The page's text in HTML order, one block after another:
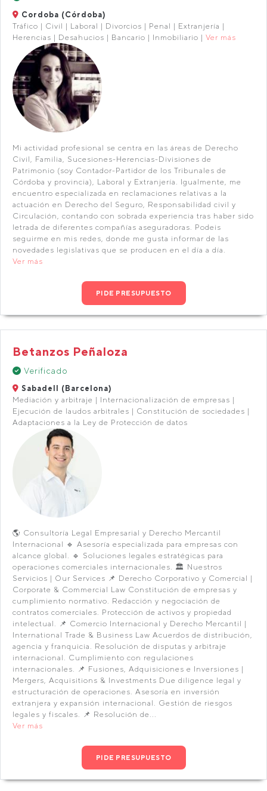
Cordoba (Córdoba)
Tráfico | Civil | Laboral | Divorcios | Penal | Extranjería |
Herencias | Desahucios | Bancario | Inmobiliario | Ver más
Mi actividad profesional se centra en las áreas de Derecho
Civil, Familia, Sucesiones-Herencias-Divisiones de
Patrimonio (soy Contador-Partidor de los Tribunales de
Córdoba y provincia), Laboral y Extranjería. Igualmente, me
encuentro especializada en reclamaciones relativas a la
actuación en Derecho del Seguro, Responsabilidad civil y
Circulación, contando con sobrada experiencia tras haber sido
letrada de diferentes compañías aseguradoras. Podeis
seguirme en mis redes, donde me gusta informar de las
novedades legislativas que se producen en el día a día.
Ver más
PIDE PRESUPUESTO
Betanzos Peñaloza
Verificado
Sabadell (Barcelona)
Mediación y arbitraje | Internacionalización de empresas |
Ejecución de laudos arbitrales | Constitución de sociedades |
Adaptaciones a la Ley de Protección de datos
🌎 Consultoría Legal Empresarial y Derecho Mercantil
Internacional 🔹 Asesoría especializada para empresas con
alcance global. 🔹 Soluciones legales estratégicas para
operaciones comerciales internacionales. 🏛️ Nuestros
Servicios | Our Services 📌 Derecho Corporativo y Comercial |
Corporate & Commercial Law Constitución de empresas y
cumplimiento normativo. Redacción y negociación de
contratos comerciales. Protección de activos y propiedad
intelectual. 📌 Comercio Internacional y Derecho Mercantil |
International Trade & Business Law Acuerdos de distribución,
agencia y franquicia. Resolución de disputas y arbitraje
internacional. Cumplimiento con regulaciones
internacionales. 📌 Fusiones, Adquisiciones e Inversiones |
Mergers, Acquisitions & Investments Due diligence legal y
estructuración de operaciones. Asesoría en inversión
extranjera y expansión internacional. Gestión de riesgos
legales y fiscales. 📌 Resolución de...
Ver más
PIDE PRESUPUESTO